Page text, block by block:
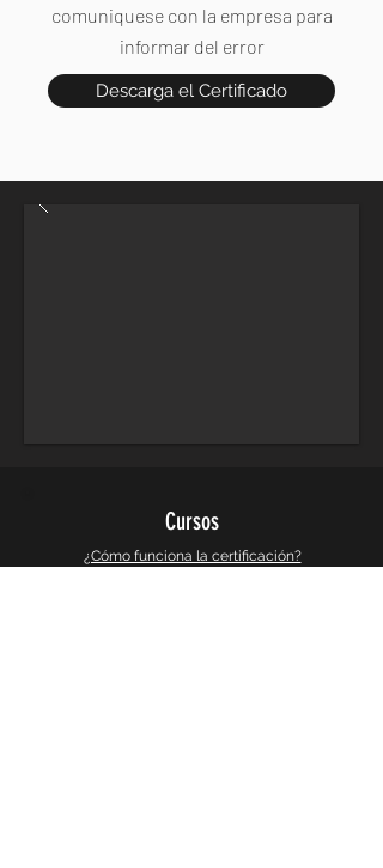
comuniquese con la empresa para
informar del error
Descarga el Certificado
Cursos
¿Cómo funciona la certificación?